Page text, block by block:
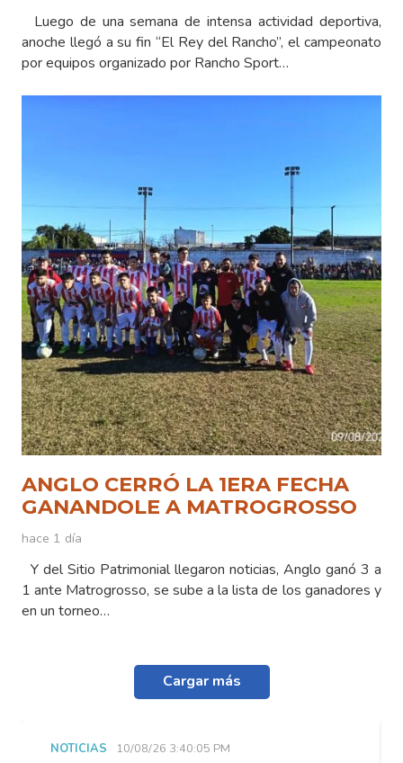
Luego de una semana de intensa actividad deportiva,
anoche llegó a su fin “El Rey del Rancho”, el campeonato
por equipos organizado por Rancho Sport…
ANGLO CERRÓ LA 1ERA FECHA
GANANDOLE A MATROGROSSO
hace 1 día
Y del Sitio Patrimonial llegaron noticias, Anglo ganó 3 a
1 ante Matrogrosso, se sube a la lista de los ganadores y
en un torneo…
Cargar más
10/08/26 3:40:05 PM